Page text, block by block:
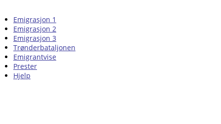
Emigrasjon 1
Emigrasjon 2
Emigrasjon 3
Trønderbataljonen
Emigrantvise
Prester
Hjelp